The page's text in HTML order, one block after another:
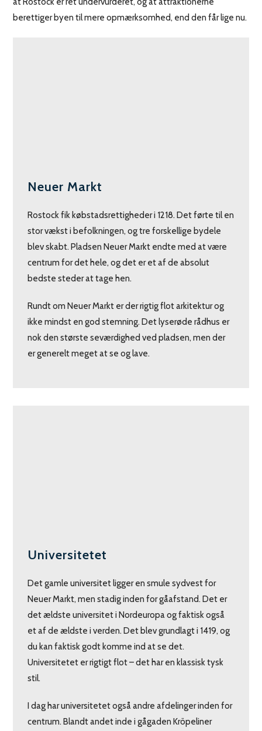
berettiger byen til mere opmærksomhed, end den får lige nu.
Neuer Markt
Rostock fik købstadsrettigheder i 1218. Det førte til en
stor vækst i befolkningen, og tre forskellige bydele
blev skabt. Pladsen Neuer Markt endte med at være
centrum for det hele, og det er et af de absolut
bedste steder at tage hen.
Rundt om Neuer Markt er der rigtig flot arkitektur og
ikke mindst en god stemning. Det lyserøde rådhus er
nok den største seværdighed ved pladsen, men der
er generelt meget at se og lave.
Universitetet
Det gamle universitet ligger en smule sydvest for
Neuer Markt, men stadig inden for gåafstand. Det er
det ældste universitet i Nordeuropa og faktisk også
et af de ældste i verden. Det blev grundlagt i 1419, og
du kan faktisk godt komme ind at se det.
Universitetet er rigtigt flot – det har en klassisk tysk
stil.
I dag har universitetet også andre afdelinger inden for
centrum. Blandt andet inde i gågaden Kröpeliner